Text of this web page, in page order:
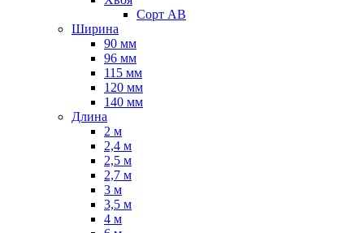
Сорт AB
Ширина
90 мм
96 мм
115 мм
120 мм
140 мм
Длина
2 м
2,4 м
2,5 м
2,7 м
3 м
3,5 м
4 м